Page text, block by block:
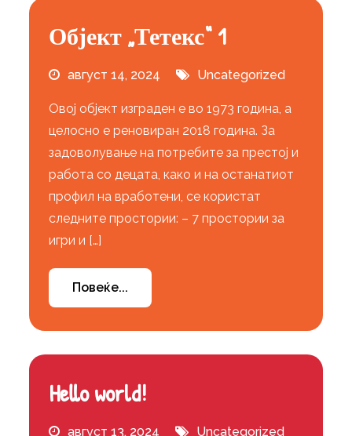
Објект „Тетекс“ 1
август 14, 2024 Uncategorized
Овој објект изграден е во 1973 година, а
целосно е реновиран 2018 година. За
задоволување на потребите за престој и
работа со децата, како и на останатиот
профил на вработени, се користат
следните простории: – 7 простории за
игри и […]
Повеќе...
Hello world!
август 13, 2024 Uncategorized